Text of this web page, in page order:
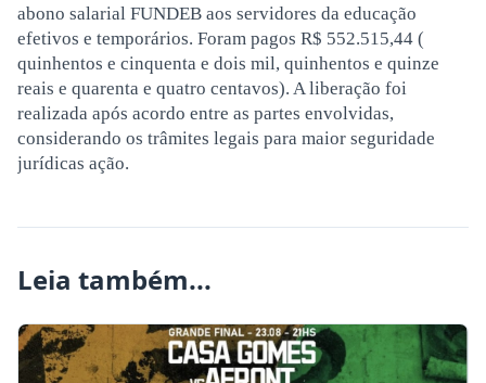
abono salarial FUNDEB aos servidores da educação
efetivos e temporários. Foram pagos R$ 552.515,44 (
quinhentos e cinquenta e dois mil, quinhentos e quinze
reais e quarenta e quatro centavos). A liberação foi
realizada após acordo entre as partes envolvidas,
considerando os trâmites legais para maior seguridade
jurídicas ação.
Leia também...